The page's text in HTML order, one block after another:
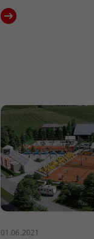
01.06.2021